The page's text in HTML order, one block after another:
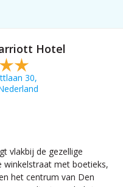
Hotel
30,
vlakbij de gezellige
winkelstraat met boetieks,
het centrum van Den